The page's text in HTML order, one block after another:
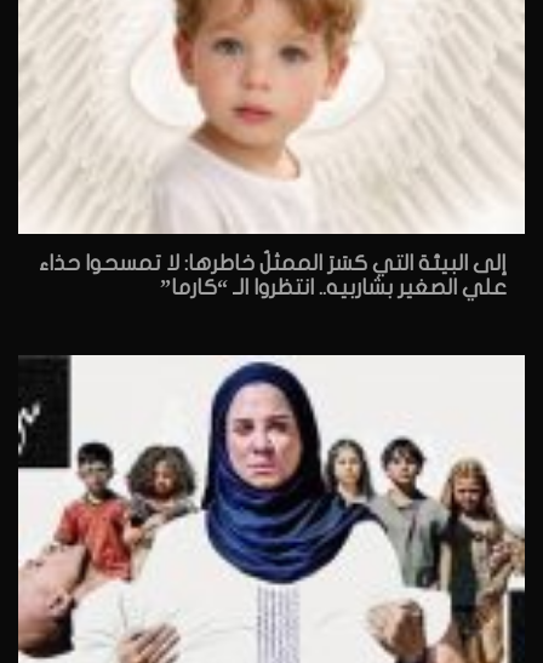
إلى البيئة التي كسَرَ الممثلُ خاطرها: لا تمسحوا حذاء
علي الصغير بشاربيه.. انتظروا الـ “كارما”